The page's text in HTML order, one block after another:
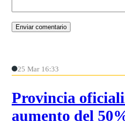
25 Mar 16:33
Provincia
aumento del